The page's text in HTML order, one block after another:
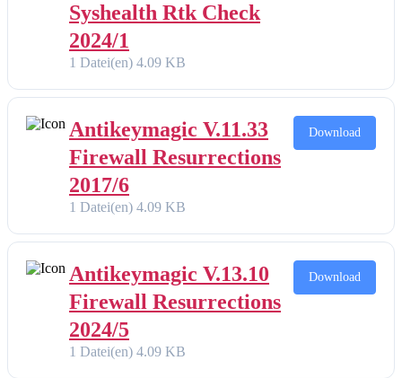
Syshealth Rtk Check
2024/1
1 Datei(en) 4.09 KB
Antikeymagic V.11.33
Firewall Resurrections
2017/6
1 Datei(en) 4.09 KB
Download
Antikeymagic V.13.10
Firewall Resurrections
2024/5
1 Datei(en) 4.09 KB
Download